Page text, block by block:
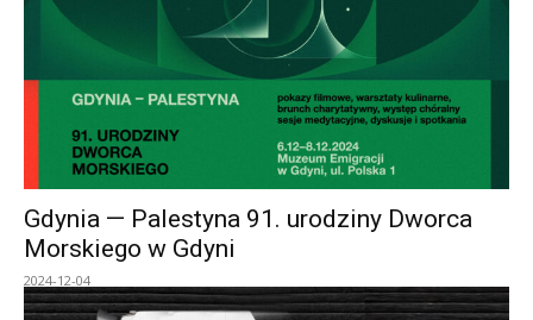
Gdynia — Palestyna 91. urodziny Dworca
Morskiego w Gdyni
2024-12-04